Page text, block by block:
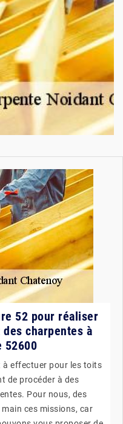
52 pour réaliser
charpentes à
52600
à effectuer pour les toits
de procéder à des
Pour nous, des
ces missions, car